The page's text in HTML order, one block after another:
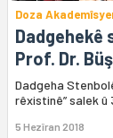
Doza
Dadgehekê
Prof. Dr.
Dadgeha
rêxistinê” salek û
5 Hezîran 2018